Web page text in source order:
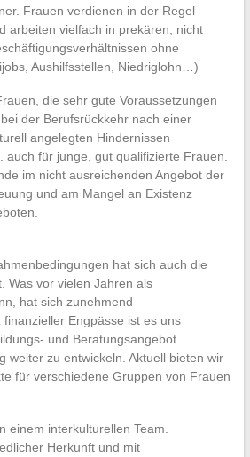
Frauen verdienen in der Regel
arbeiten vielfach in prekären, nicht
ohne
Aushilfsstellen, Niedriglohn…)
die sehr gute Voraussetzungen
der Berufsrückkehr nach einer
angelegten Hindernissen
auch für junge, gut qualifizierte Frauen.
im nicht ausreichenden Angebot der
und am Mangel an Existenz
hat sich auch die
Was vor vielen Jahren als
hat sich zunehmend
Engpässe ist es uns
und Beratungsangebot
weiter zu entwickeln. Aktuell bieten wir
für verschiedene Gruppen von Frauen
einem interkulturellen Team.
Herkunft und mit